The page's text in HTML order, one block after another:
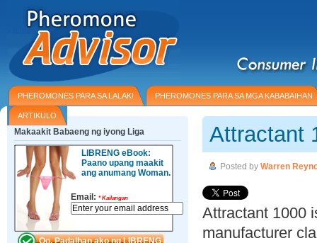
PHEROMONES PARA SA LALAKI PHEROMONES PARA SA MGA KABABAIHAN
ARTIKULO
Attractant
Posted by Warren
Attractant 1000
manufacturer
Makaakit Babaeng ng iyong Liga
LIBRENG eBook:
Paano upang maakit
ang anumang Woman.
Email: *Kailangan